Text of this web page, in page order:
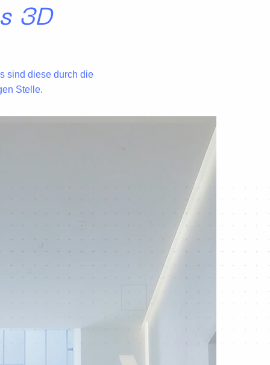
3D
sind diese durch die
Stelle.